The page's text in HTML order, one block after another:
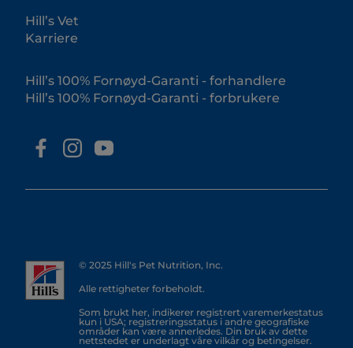
Hill’s Vet
Karriere
Hill’s 100% Fornøyd-Garanti - forhandlere
Hill’s 100% Fornøyd-Garanti - forbrukere
© 2025 Hill's Pet Nutrition, Inc.
Alle rettigheter forbeholdt.
Som brukt her, indikerer registrert varemerkestatus
kun i USA; registreringsstatus i andre geografiske
områder kan være annerledes. Din bruk av dette
nettstedet er underlagt våre vilkår og betingelser.